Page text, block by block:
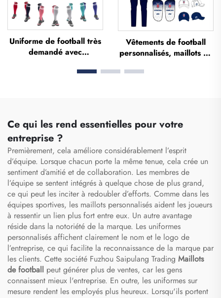
Uniforme de football très
demandé avec
par sublimation
Vêtements de football
personnalisés, maillots de
pour la Thaïlande, kits
Ce qui les rend essentielles pour votre
entreprise ?
Premièrement, cela améliore considérablement l’esprit
d’équipe. Lorsque chacun porte la même tenue, cela crée un
sentiment d’amitié et de collaboration. Les membres de
l’équipe se sentent intégrés à quelque chose de plus grand,
ce qui peut les inciter à redoubler d’efforts. Comme dans les
équipes sportives, les maillots personnalisés aident les joueurs
à ressentir un lien plus fort entre eux. Un autre avantage
réside dans la notoriété de la marque. Les uniformes
personnalisés affichent clairement le nom et le logo de
l’entreprise, ce qui facilite la reconnaissance de la marque par
les clients. Cette société Fuzhou Saipulang Trading Maillots
de football peut générer plus de ventes, car les gens
connaissent mieux l'entreprise. En outre, les uniformes sur
mesure rendent les employés plus heureux. Lorsqu'ils portent